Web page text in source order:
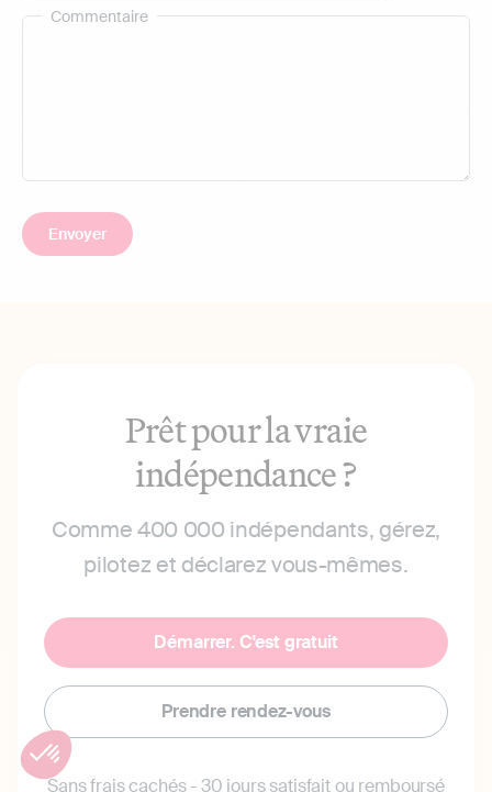
Commentaire
Prêt pour la vraie
indépendance ?
Comme 400 000 indépendants, gérez,
pilotez et déclarez vous-mêmes.
Démarrer. C'est gratuit
Prendre rendez-vous
Sans frais cachés - 30 jours satisfait ou remboursé